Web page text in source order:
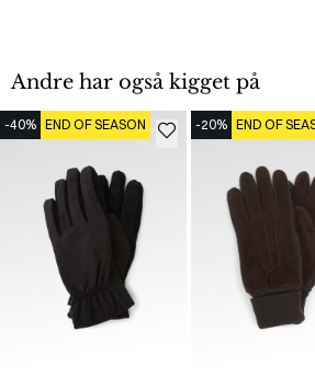
Andre har også kigget på
-40% END OF SEASON -20% END OF